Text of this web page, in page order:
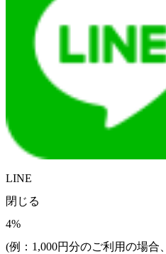
LINE
閉じる
4%
(例：1,000円分のご利用の場合、